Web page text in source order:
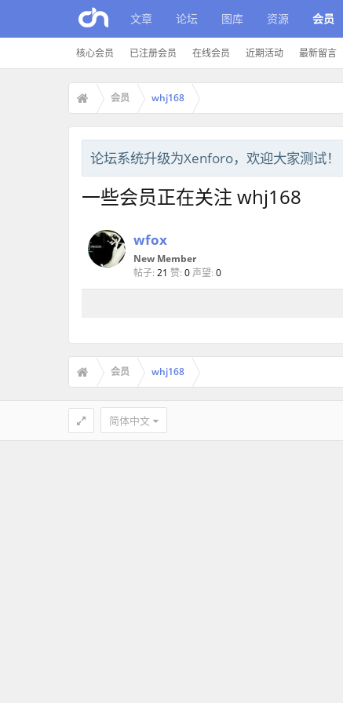
文章 论坛 图库 资源 会员
核心会员 已注册会员 在线会员 近期活动 最新留言
会员 whj168
论坛系统升级为Xenforo，欢迎大家测试！
一些会员正在关注 whj168
wfox
New Member
帖子: 21 赞: 0 声望: 0
会员 whj168
简体中文